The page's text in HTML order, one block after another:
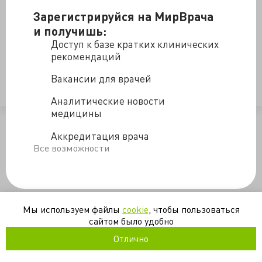
Зарегистрируйся на МирВрача
и получишь:
Доступ к базе кратких клинических
рекомендаций
Вакансии для врачей
Аналитические новости
медицины
Аккредитация врача
Все возможности
https://valkiriarf.livejournal.com/1898077.html
неврология
Мы используем файлы cookie , чтобы пользоваться
сайтом было удобно
Отлично
/blogs/prorochestvo-02-03-2020